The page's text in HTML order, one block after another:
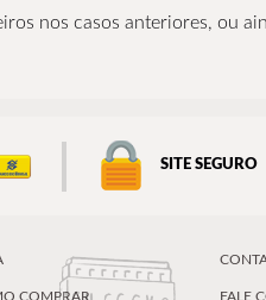
nos casos anteriores, ou
SITE SEGURO
COMPRAR
FALE